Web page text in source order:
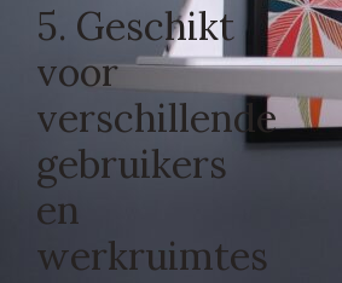
5. Geschikt
voor
verschillende
gebruikers
en
werkruimtes